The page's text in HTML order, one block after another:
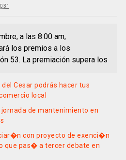
a las 8:00 am,
los premios a los
53. La premiación supera los
Cesar podrás hacer tus
local
de mantenimiento en
con proyecto de exenci�n
que pas� a tercer debate en